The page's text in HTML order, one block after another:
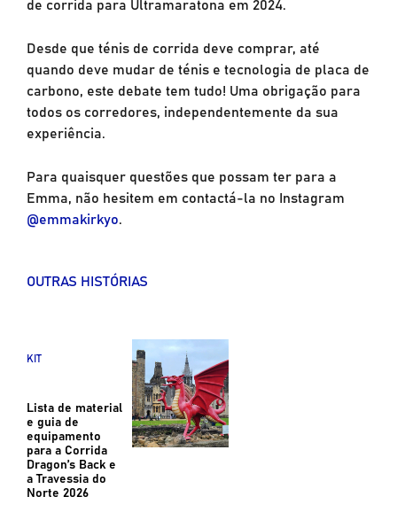
Desde que ténis de corrida deve comprar, até
quando deve mudar de ténis e tecnologia de placa de
carbono, este debate tem tudo! Uma obrigação para
todos os corredores, independentemente da sua
experiência.
Para quaisquer questões que possam ter para a
Emma, não hesitem em contactá-la no Instagram
@emmakirkyo.
OUTRAS HISTÓRIAS
KIT
Lista de material
e guia de
equipamento
para a Corrida
Dragon’s Back e
a Travessia do
Norte 2026